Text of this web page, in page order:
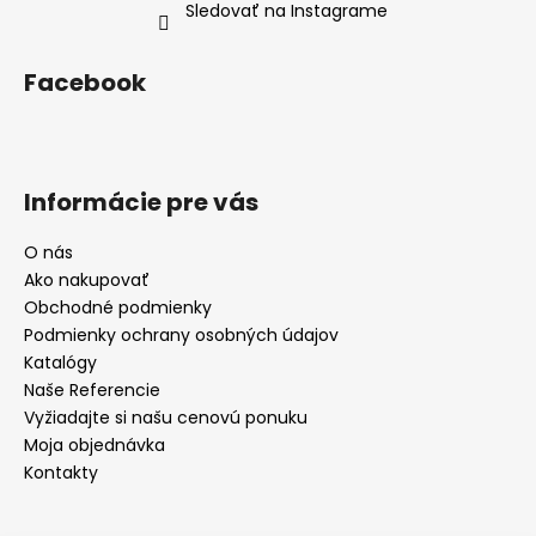
Sledovať na Instagrame
Facebook
Informácie pre vás
O nás
Ako nakupovať
Obchodné podmienky
Podmienky ochrany osobných údajov
Katalógy
Naše Referencie
Vyžiadajte si našu cenovú ponuku
Moja objednávka
Kontakty